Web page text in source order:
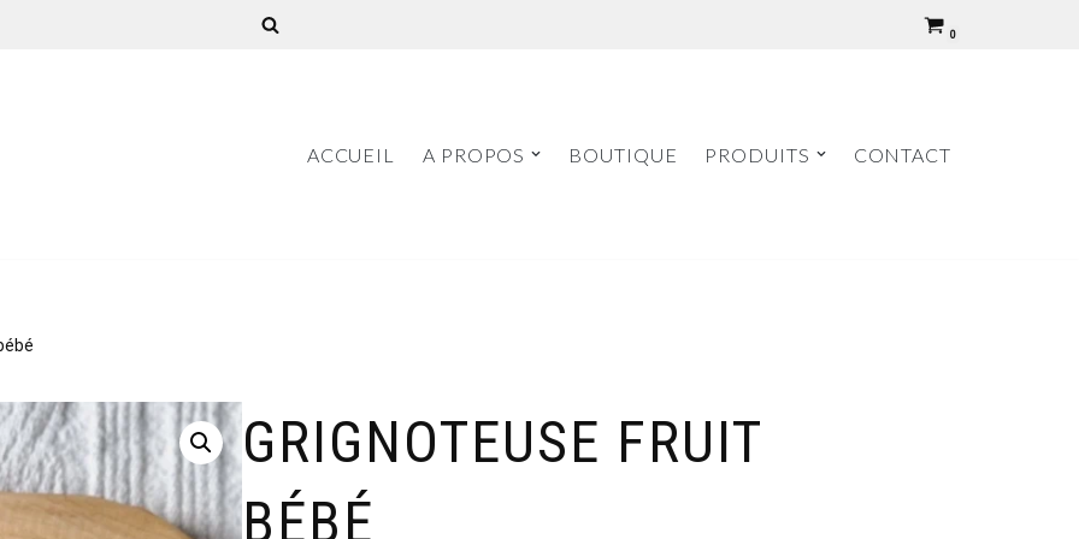
0
ACCUEIL A PROPOS BOUTIQUE PRODUITS CONTACT
GRIGNOTEUSE FRUIT
BÉBÉ